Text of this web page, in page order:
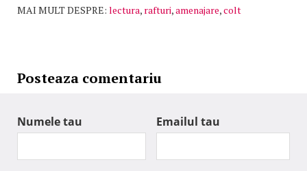
MAI MULT DESPRE: lectura, rafturi,amenajare,colt
Posteaza comentariu
Numele tau Emailul tau